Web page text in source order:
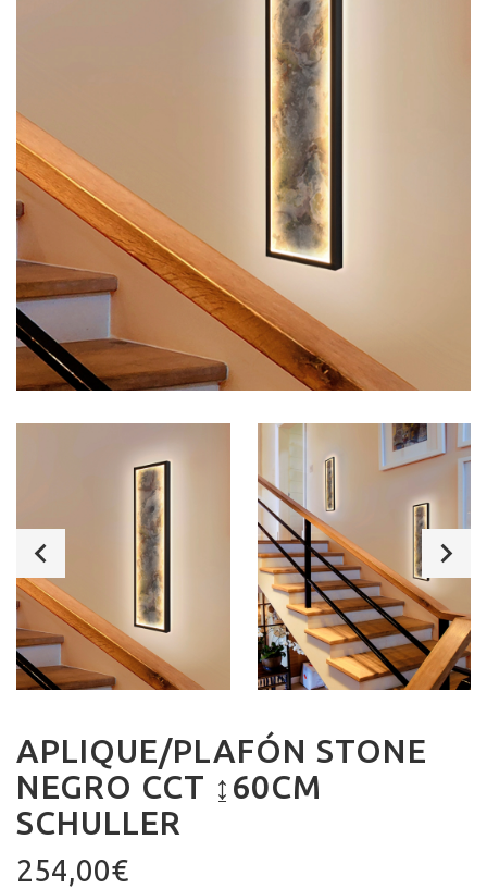
APLIQUE/PLAFÓN STONE
NEGRO CCT ↨60CM
SCHULLER
254,00€